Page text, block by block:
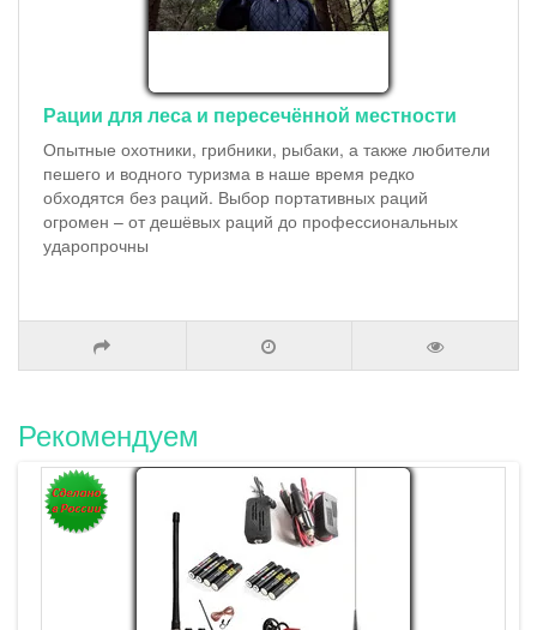
Рации для леса и пересечённой местности
Опытные охотники, грибники, рыбаки, а также любители
пешего и водного туризма в наше время редко
обходятся без раций. Выбор портативных раций
огромен – от дешёвых раций до профессиональных
ударопрочны
Рекомендуем